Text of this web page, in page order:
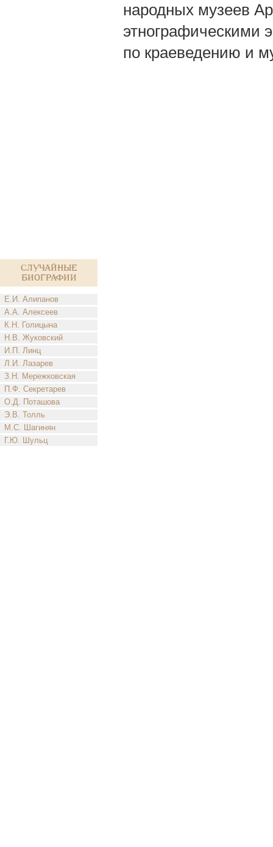
Случайные
биографии
Е.И. Алипанов
А.А. Алексеев
К.Н. Голицына
Н.В. Жуковский
И.П. Линц
Л.И. Лазарев
З.Н. Мережковская
П.Ф. Секретарев
О.Д. Поташова
Э.В. Толль
М.С. Шагинян
Г.Ю. Шульц
народных музеев
этнографическими
по краеведению и